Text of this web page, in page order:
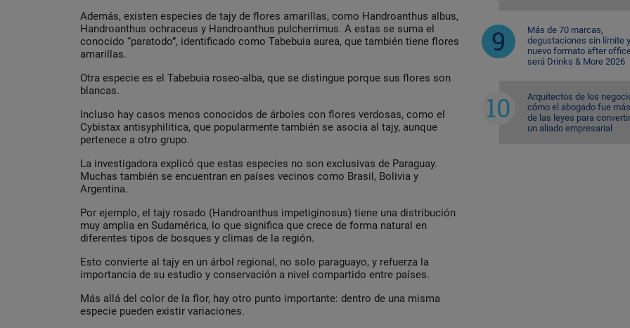
Además, existen especies de tajy de flores amarillas, como Handroanthus albus,
Handroanthus ochraceus y Handroanthus pulcherrimus. A estas se suma el
conocido “paratodo”, identificado como Tabebuia aurea, que también tiene flores
amarillas.
Otra especie es el Tabebuia roseo-alba, que se distingue porque sus flores son
blancas.
Incluso hay casos menos conocidos de árboles con flores verdosas, como el
Cybistax antisyphilitica, que popularmente también se asocia al tajy, aunque
pertenece a otro grupo.
La investigadora explicó que estas especies no son exclusivas de Paraguay.
Muchas también se encuentran en países vecinos como Brasil, Bolivia y
Argentina.
Por ejemplo, el tajy rosado (Handroanthus impetiginosus) tiene una distribución
muy amplia en Sudamérica, lo que significa que crece de forma natural en
diferentes tipos de bosques y climas de la región.
Esto convierte al tajy en un árbol regional, no solo paraguayo, y refuerza la
importancia de su estudio y conservación a nivel compartido entre países.
Más allá del color de la flor, hay otro punto importante: dentro de una misma
especie pueden existir variaciones.
Más de 70 marcas,
degustaciones sin límite
nuevo formato after
será Drinks & More 2026
Arquitectos de los
cómo el abogado fue
de las leyes para
un aliado empresarial